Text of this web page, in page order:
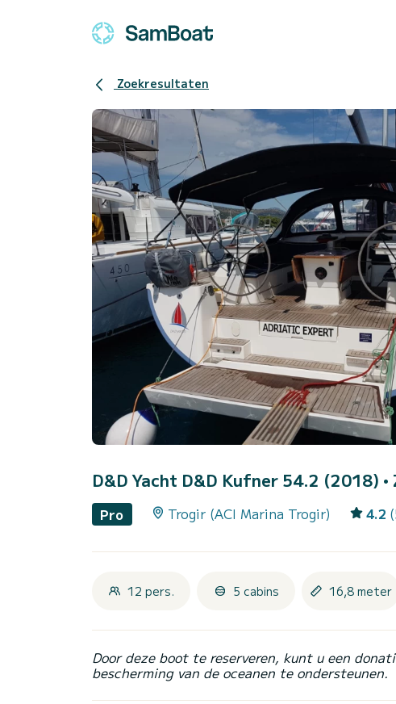
Zoekresultaten
D&D Yacht D&D Kufner 54.2 (2018)
Pro Trogir (ACI Marina Trogir) 4.2
12 pers. 5 cabins 16,8 meter
Door deze boot te reserveren, kunt u een
bescherming van de oceanen te ondersteunen.